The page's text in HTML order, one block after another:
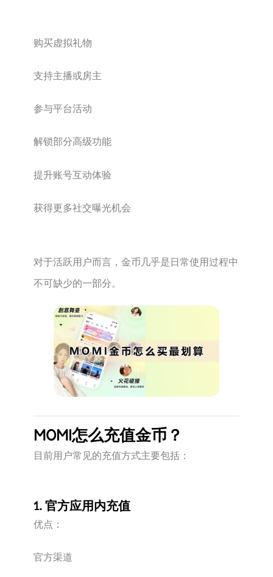
购买虚拟礼物
支持主播或房主
参与平台活动
解锁部分高级功能
提升账号互动体验
获得更多社交曝光机会
对于活跃用户而言，金币几乎是日常使用过程中
不可缺少的一部分。
MOMI怎么充值金币？
目前用户常见的充值方式主要包括：
1. 官方应用内充值
优点：
官方渠道